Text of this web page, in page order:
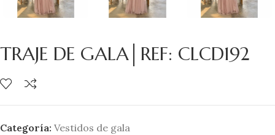
TRAJE DE GALA│REF: CLCD192
Categoría: Vestidos de gala